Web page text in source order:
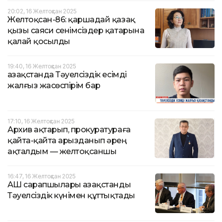
20:02, 16 Желтоқсан 2025
Желтоқсан-86: қаршадай қазақ
қызы саяси сенімсіздер қатарына
қалай қосылды
19:40, 16 Желтоқсан 2025
Қазақстанда Тәуелсіздік есімді
жалғыз жасөспірім бар
17:10, 16 Желтоқсан 2025
Архив ақтарып, прокуратураға
қайта-қайта арызданып әрең
ақталдым — желтоқсаншы
16:47, 16 Желтоқсан 2025
АҚШ сарапшылары Қазақстанды
Тәуелсіздік күнімен құттықтады